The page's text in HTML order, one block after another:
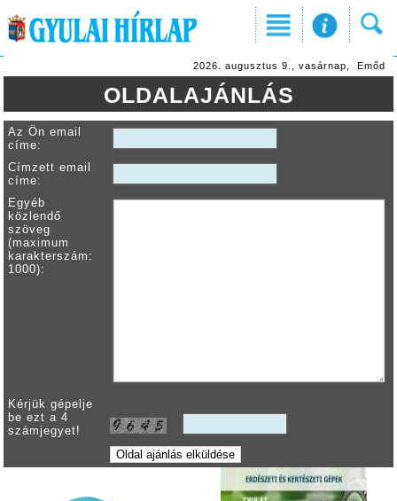
2026. augusztus 9., vasárnap, Emőd
OLDALAJÁNLÁS
Az Ön email
címe:
Címzett email
címe:
Egyéb
közlendő
szöveg
(maximum
karakterszám:
1000):
Kérjük gépelje
be ezt a 4
számjegyet!